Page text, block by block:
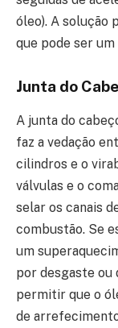
óleo). A solução
que pode ser
Junta do
A junta do
faz a vedação
cilindros e o
válvulas e o
selar os canais
combustão. Se
um
por desgaste ou
permitir que o
de